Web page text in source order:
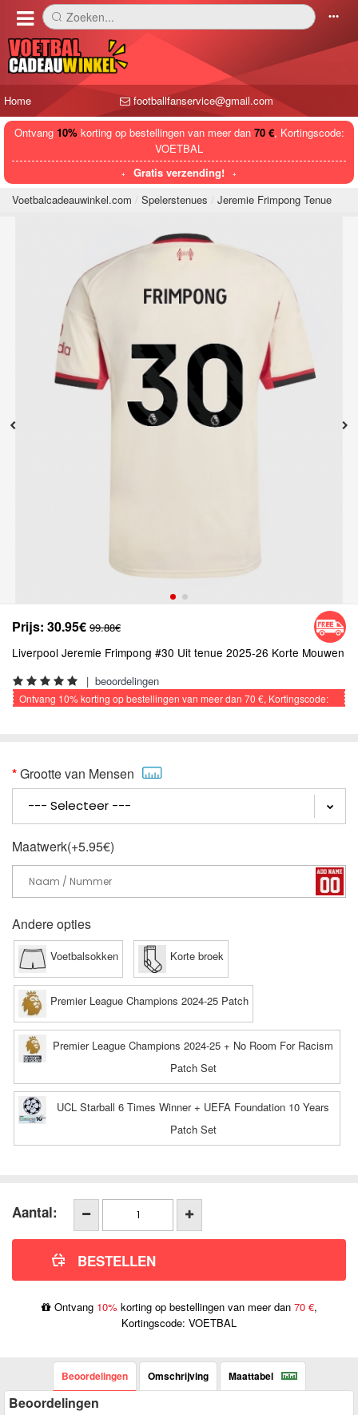
󰅼 Zoeken... 󰄒
Home footballfanservice@gmail.com
Ontvang 10%korting op bestellingen van meer dan 70 €, Kortingscode:
VOETBAL
Gratis verzending!
Voetbalcadeauwinkel.com
Spelerstenues Jeremie Frimpong Tenue
Prijs: 30.95€ 99.88€
Liverpool Jeremie Frimpong #30 Uit tenue 2025-26 Korte Mouwen
| beoordelingen
Ontvang 10%korting op bestellingen van meer dan 70 €, Kortingscode:
Grootte van Mensen
Maatwerk(+5.95€)
Andere opties
Voetbalsokken Korte broek
Premier League Champions 2024-25 Patch
Premier League Champions 2024-25 + No Room For Racism
Patch Set
UCL Starball 6 Times Winner + UEFA Foundation 10 Years
Patch Set
Aantal:
Ontvang 10% korting op bestellingen van meer dan 70 €,
Kortingscode: VOETBAL
Beoordelingen Omschrijving Maattabel
Beoordelingen